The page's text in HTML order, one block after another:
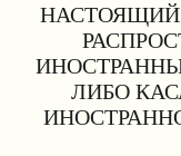
НАСТОЯЩИЙ
ЛИБО